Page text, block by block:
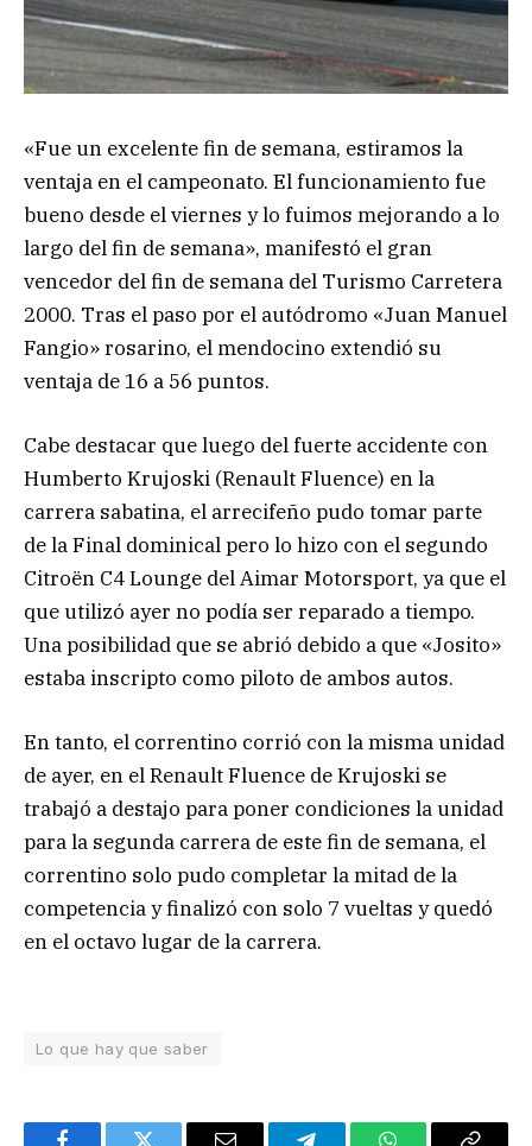
«Fue un excelente fin de semana, estiramos la
ventaja en el campeonato. El funcionamiento fue
bueno desde el viernes y lo fuimos mejorando a lo
largo del fin de semana», manifestó el gran
vencedor del fin de semana del Turismo Carretera
2000. Tras el paso por el autódromo «Juan Manuel
Fangio» rosarino, el mendocino extendió su
ventaja de 16 a 56 puntos.
Cabe destacar que luego del fuerte accidente con
Humberto Krujoski (Renault Fluence) en la
carrera sabatina, el arrecifeño pudo tomar parte
de la Final dominical pero lo hizo con el segundo
Citroën C4 Lounge del Aimar Motorsport, ya que el
que utilizó ayer no podía ser reparado a tiempo.
Una posibilidad que se abrió debido a que «Josito»
estaba inscripto como piloto de ambos autos.
En tanto, el correntino corrió con la misma unidad
de ayer, en el Renault Fluence de Krujoski se
trabajó a destajo para poner condiciones la unidad
para la segunda carrera de este fin de semana, el
correntino solo pudo completar la mitad de la
competencia y finalizó con solo 7 vueltas y quedó
en el octavo lugar de la carrera.
Lo que hay que saber